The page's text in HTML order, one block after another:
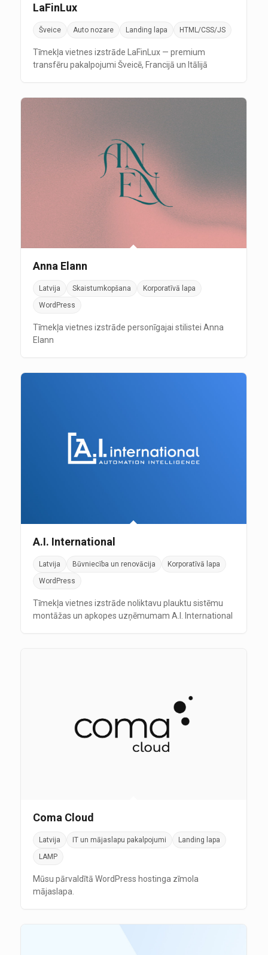
LaFinLux
Šveice Auto nozare Landing lapa HTML/CSS/JS
Tīmekļa vietnes izstrāde LaFinLux — premium
transfēru pakalpojumi Šveicē, Francijā un Itālijā
Anna Elann
Latvija Skaistumkopšana
Korporatīvā lapa
WordPress
Tīmekļa vietnes izstrāde personīgajai stilistei Anna
Elann
A.I. International
Latvija Būvniecība un renovācija
Korporatīvā lapa
WordPress
Tīmekļa vietnes izstrāde noliktavu plauktu sistēmu
montāžas un apkopes uzņēmumam A.I. International
Coma Cloud
Latvija IT un mājaslapu pakalpojumi
Landing lapa
LAMP
Mūsu pārvaldītā WordPress hostinga zīmola
mājaslapa.